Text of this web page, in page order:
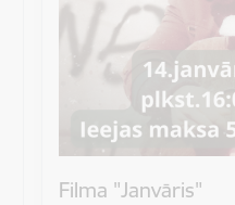
Filma "Janvāris"